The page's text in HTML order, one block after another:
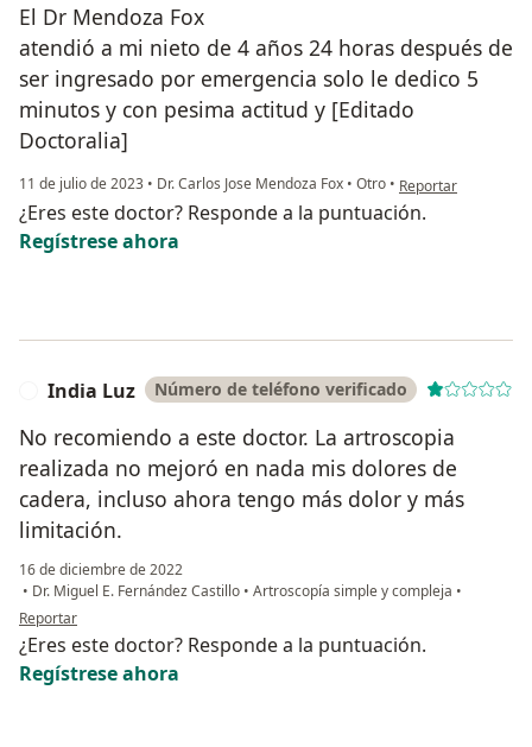
El Dr Mendoza Fox
atendió a mi nieto de 4 años 24 horas después de
ser ingresado por emergencia solo le dedico 5
minutos y con pesima actitud y [Editado
Doctoralia]
11 de julio de 2023 • Dr. Carlos Jose Mendoza Fox • Otro • en opinión del
Reportar
¿Eres este doctor? Responde a la puntuación.
Regístrese ahora
India Luz Número de teléfono verificado
No recomiendo a este doctor. La artroscopia
realizada no mejoró en nada mis dolores de
cadera, incluso ahora tengo más dolor y más
limitación.
16 de diciembre de 2022
• Dr. Miguel E. Fernández Castillo • Artroscopía simple y compleja •
en opinión del usuario India Luz
Reportar
¿Eres este doctor? Responde a la puntuación.
Regístrese ahora